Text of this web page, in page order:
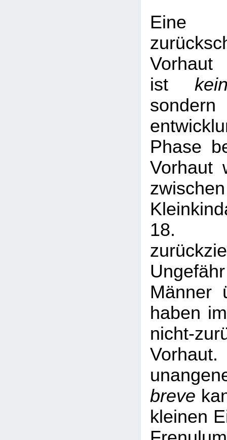
Vorhaut
ist
Phase
Vorhaut
18.
Männer
haben
nicht-
breve
kleinen